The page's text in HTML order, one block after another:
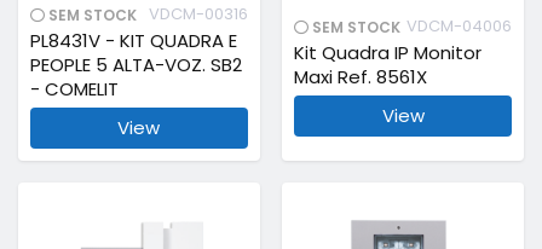
SEM STOCK VDCM-00316
PL8431V - KIT QUADRA E
PEOPLE 5 ALTA-VOZ. SB2
- COMELIT
View
SEM STOCK VDCM-04006
Kit Quadra IP Monitor
Maxi Ref. 8561X
View